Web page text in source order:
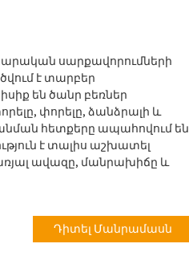
սարքավորումների
է տարբեր
են ծանր բեռներ
փորելը, ձանձրալի և
հետքերը ապահովում են
է տալիս աշխատել
ավազը, մանրախիճը և
Դիտել Մանրամասն